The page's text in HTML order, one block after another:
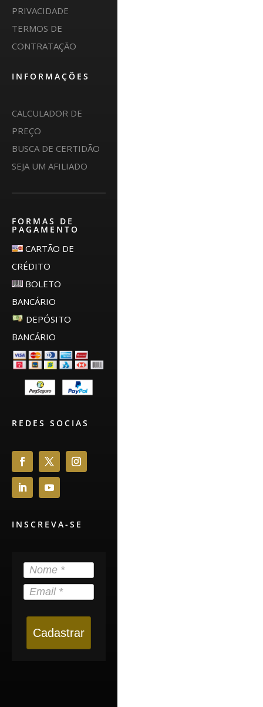
PRIVACIDADE
TERMOS DE
CONTRATAÇÃO
INFORMAÇÕES
CALCULADOR DE
PREÇO
BUSCA DE CERTIDÃO
SEJA UM AFILIADO
FORMAS DE
PAGAMENTO
CARTÃO DE
CRÉDITO
BOLETO
BANCÁRIO
DEPÓSITO
BANCÁRIO
REDES SOCIAS
INSCREVA-SE
Cadastrar